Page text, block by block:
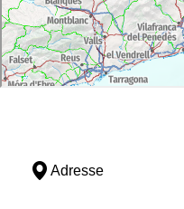
Adresse